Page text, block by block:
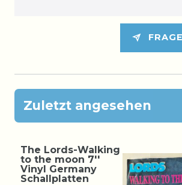
Zuletzt angesehen
The Lords-Walking
to the moon 7''
Vinyl Germany
Schallplatten